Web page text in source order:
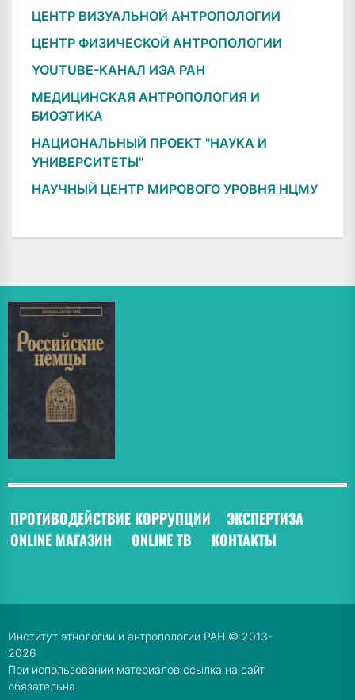
ЦЕНТР ВИЗУАЛЬНОЙ АНТРОПОЛОГИИ
ЦЕНТР ФИЗИЧЕСКОЙ АНТРОПОЛОГИИ
YOUTUBE-КАНАЛ ИЭА РАН
МЕДИЦИНСКАЯ АНТРОПОЛОГИЯ И
БИОЭТИКА
НАЦИОНАЛЬНЫЙ ПРОЕКТ "НАУКА И
УНИВЕРСИТЕТЫ"
НАУЧНЫЙ ЦЕНТР МИРОВОГО УРОВНЯ НЦМУ
ПРОТИВОДЕЙСТВИЕ КОРРУПЦИИ ЭКСПЕРТИЗА
ONLINE МАГАЗИН
ONLINE ТВ КОНТАКТЫ
Институт этнологии и антропологии РАН © 2013-
2026
При использовании материалов ссылка на сайт
обязательна